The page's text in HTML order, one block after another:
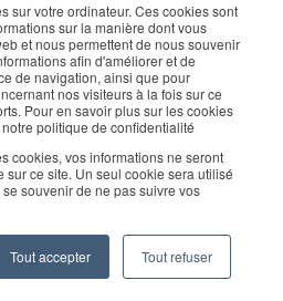
sur votre ordinateur. Ces cookies sont
sur la manière dont vous
et nous permettent de nous souvenir
afin d'améliorer et de
de navigation, ainsi que pour
nos visiteurs à la fois sur ce
Pour en savoir plus sur les cookies
politique de confidentialité
cookies, vos informations ne seront
sur ce site. Un seul cookie sera utilisé
souvenir de ne pas suivre vos
Tout accepter Tout refuser
Geek+
l'évolution rapide des
de la
?
+
Geek+
sécurité dans la
?
+